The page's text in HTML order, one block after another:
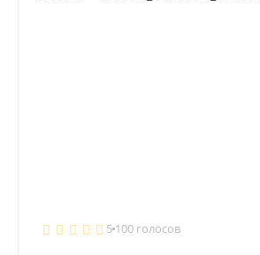
5 100 голосов